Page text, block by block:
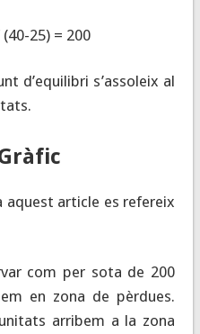
25) = 200
d’equilibri s’assoleix al
aquest article es refereix
com per sota de 200
en zona de pèrdues.
arribem a la zona